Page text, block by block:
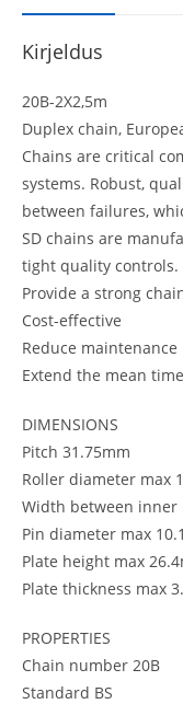
Kirjeldus
20B-2X2,5m
Duplex chain,
Chains are critical
systems. Robust,
between failures,
SD chains are
tight quality controls.
Provide a strong
Cost-effective
Reduce maintenance
Extend the mean
DIMENSIONS
Pitch 31.75mm
Roller diameter max
Width between inner
Pin diameter max
Plate height max
Plate thickness max
PROPERTIES
Chain number 20B
Standard BS